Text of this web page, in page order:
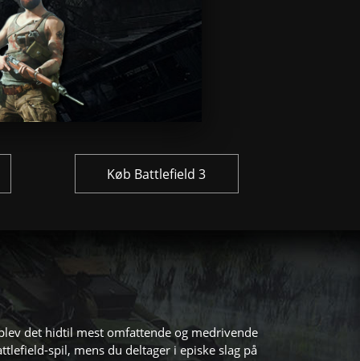
Køb Battlefield 3
det hidtil mest omfattende og medrivende
spil, mens du deltager i episke slag på